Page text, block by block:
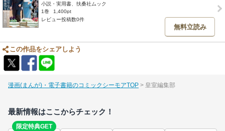
小説・実用書、扶桑社ムック
1巻
1,400pt
レビュー投稿数0件
無料立読み
この作品をシェアしよう
漫画(まんが)・電子書籍のコミックシーモアTOP 皇室編集部
最新情報はここからチェック！
限定特典GET